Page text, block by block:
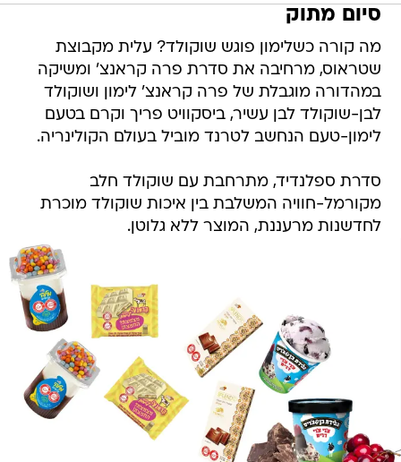
סיום מתוק
מה קורה כשלימון פוגש שוקולד? עלית מקבוצת
שטראוס, מרחיבה את סדרת פרה קראנצ' ומשיקה
במהדורה מוגבלת של פרה קראנצ' לימון ושוקולד
לבן-שוקולד לבן עשיר, ביסקוויט פריך וקרם בטעם
לימון-טעם הנחשב לטרנד מוביל בעולם הקולינריה.
סדרת ספלנדיד, מתרחבת עם שוקולד חלב
מקורמל-חוויה המשלבת בין איכות שוקולד מוכרת
לחדשנות מרעננת, המוצר ללא גלוטן.